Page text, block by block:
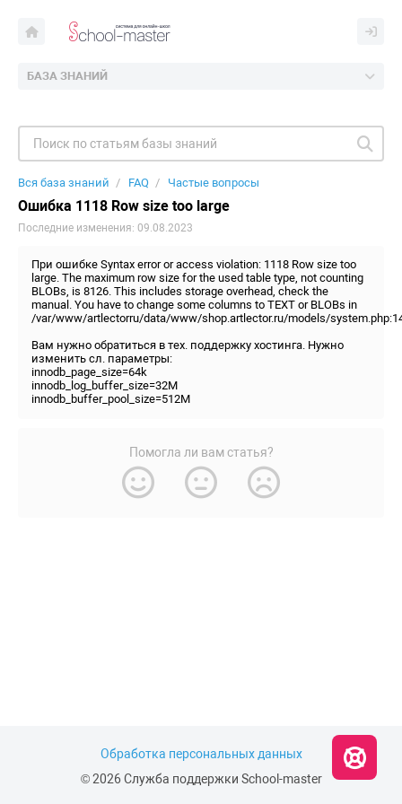
БАЗА ЗНАНИЙ
Вся база знаний FAQ Частые вопросы
Ошибка 1118 Row size too large
Последние изменения: 09.08.2023
При ошибке Syntax error or access violation: 1118 Row size too
large. The maximum row size for the used table type, not counting
BLOBs, is 8126. This includes storage overhead, check the
manual. You have to change some columns to TEXT or BLOBs in
/var/www/artlectorru/data/www/shop.artlector.ru/models/
Вам нужно обратиться в тех. поддержку хостинга. Нужно
изменить сл. параметры:
innodb_page_size=64k
innodb_log_buffer_size=32M
innodb_buffer_pool_size=512M
Помогла ли вам статья?
Обработка персональных данных
© 2026 Служба поддержки School-master